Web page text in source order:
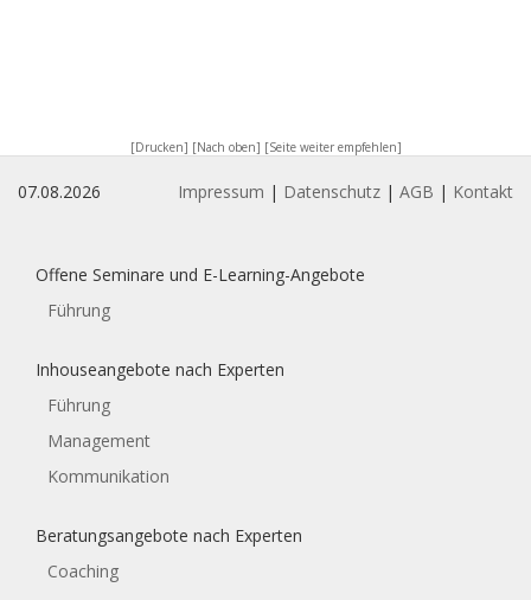
[Drucken] [Nach oben] [Seite weiter empfehlen]
07.08.2026 Impressum | Datenschutz | AGB | Kontakt
Offene Seminare und E-Learning-Angebote
Führung
Inhouseangebote nach Experten
Führung
Management
Kommunikation
Beratungsangebote nach Experten
Coaching